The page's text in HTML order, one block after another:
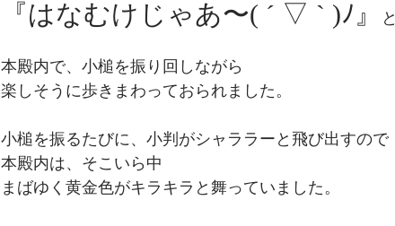
『はなむけじゃあ〜( ´ ▽ ` )ﾉ』 と
本殿内で、小槌を振り回しながら
楽しそうに歩きまわっておられました。
小槌を振るたびに、小判がシャララーと飛び出すので
本殿内は、そこいら中
まばゆく黄金色がキラキラと舞っていました。